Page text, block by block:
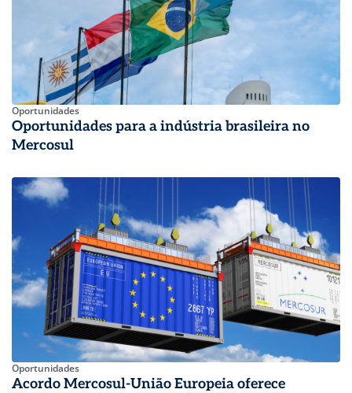
Oportunidades
Oportunidades para a indústria brasileira no
Mercosul
Oportunidades
Acordo Mercosul-União Europeia oferece